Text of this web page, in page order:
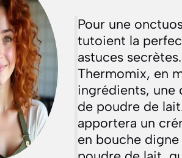
Pour une
tutoient la
astuces
Thermomix, en
ingrédients, une
de poudre de
apportera un
en bouche